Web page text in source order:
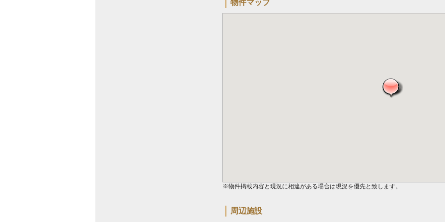
物件マップ
※物件掲載内容と現況に相違がある場合は現況を優先と致します。
周辺施設